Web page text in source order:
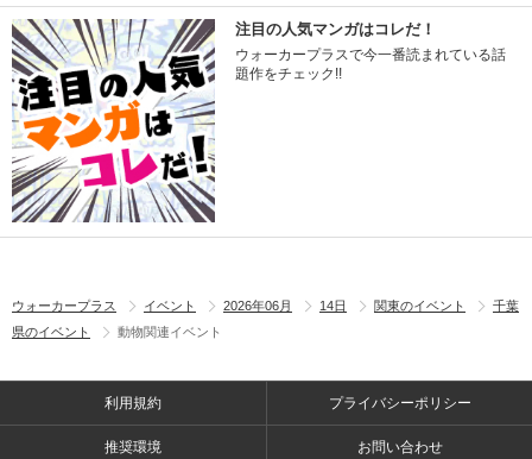
注目の人気マンガはコレだ！
ウォーカープラスで今一番読まれている話
題作をチェック!!
ウォーカープラス イベント 2026年06月 14日 関東のイベント
千葉
県のイベント
動物関連イベント
利用規約 プライバシーポリシー
推奨環境 お問い合わせ